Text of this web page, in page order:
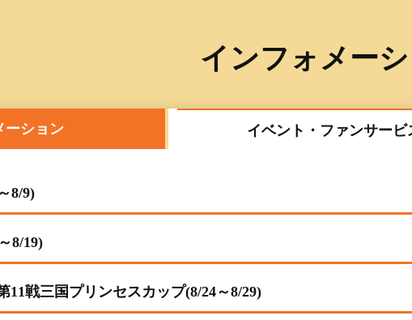
データ
想PDF
高配当ランキング
進入コース別情報
ヤングレーサー
選手検索
インフォメー
ーション イベント・ファンサービ
8/9)
8/19)
11戦三国プリンセスカップ(8/24～8/29)